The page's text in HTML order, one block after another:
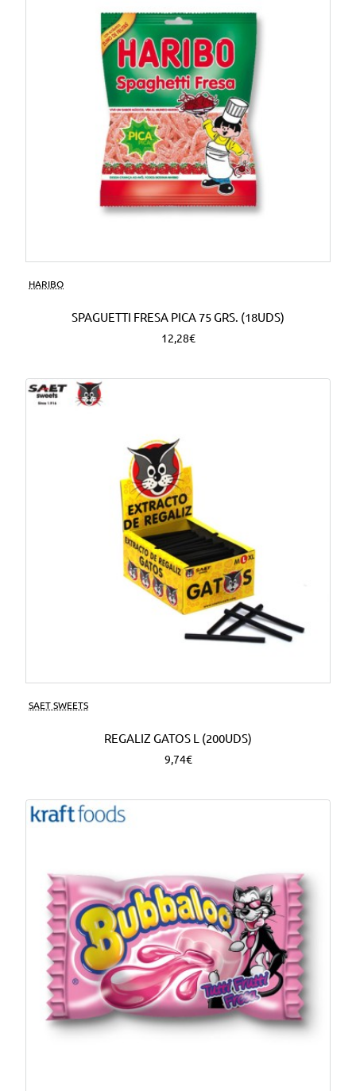
HARIBO
SPAGUETTI FRESA PICA 75 GRS. (18UDS)
12,28€
SAET SWEETS
REGALIZ GATOS L (200UDS)
9,74€